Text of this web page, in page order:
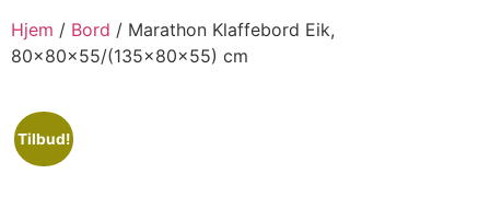
Hjem / Bord / Marathon Klaffebord Eik,
80x80x55/(135x80x55) cm
Tilbud!